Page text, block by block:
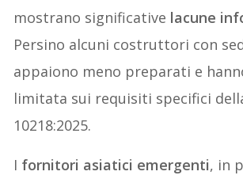
mostrano significative lacune
Persino alcuni costruttori con
appaiono meno preparati e
limitata sui requisiti specifici
10218:2025.
I fornitori asiatici emergenti, in